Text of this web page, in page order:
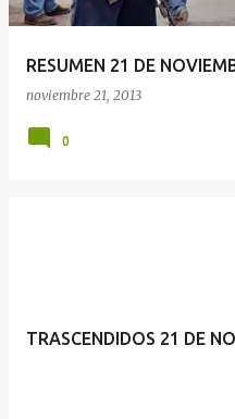
RESUMEN 21 DE
noviembre 21, 2013
0
TRASCENDID​OS 21 DE